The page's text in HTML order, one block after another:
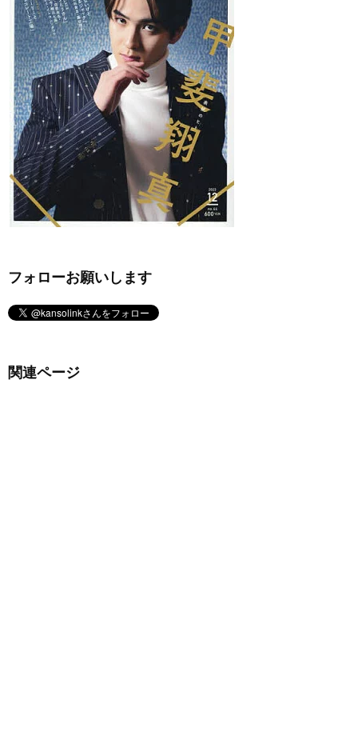
フォローお願いします
関連ページ